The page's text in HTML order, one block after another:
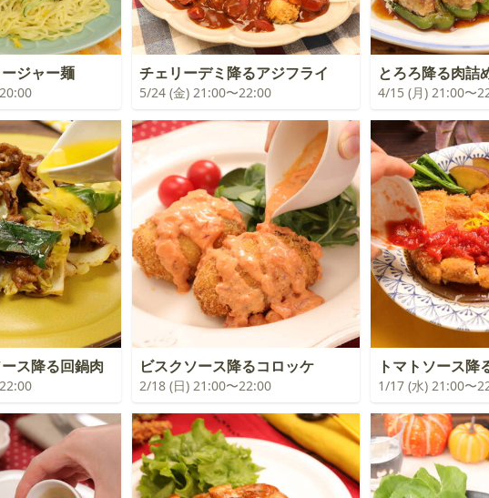
ジャー麺 チェリーデミ降るアジフライ
5/24 (金) 21:00〜22:00
とろろ降る肉詰
4/15 (月) 21:00〜
ス降る回鍋肉 ビスクソース降るコロッケ
2/18 (日) 21:00〜22:00
トマトソース降
1/17 (水) 21:00〜